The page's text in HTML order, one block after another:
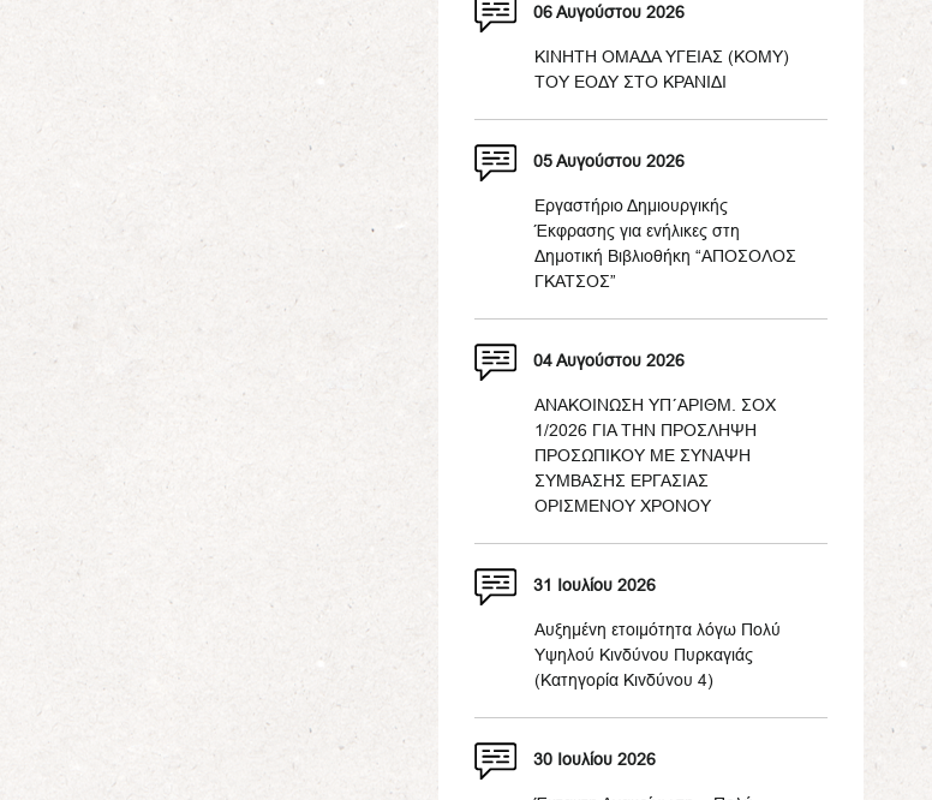
06 Αυγούστου 2026
ΚΙΝΗΤΗ ΟΜΑΔΑ ΥΓΕΙΑΣ (ΚΟΜΥ)
ΤΟΥ ΕΟΔΥ ΣΤΟ ΚΡΑΝΙΔΙ
05 Αυγούστου 2026
Εργαστήριο Δημιουργικής
Έκφρασης για ενήλικες στη
Δημοτική Βιβλιοθήκη “ΑΠΟΣΟΛΟΣ
ΓΚΑΤΣΟΣ”
04 Αυγούστου 2026
ΑΝΑΚΟΙΝΩΣΗ ΥΠ΄ΑΡΙΘΜ. ΣΟΧ
1/2026 ΓΙΑ ΤΗΝ ΠΡΟΣΛΗΨΗ
ΠΡΟΣΩΠΙΚΟΥ ΜΕ ΣΥΝΑΨΗ
ΣΥΜΒΑΣΗΣ ΕΡΓΑΣΙΑΣ
ΟΡΙΣΜΕΝΟΥ ΧΡΟΝΟΥ
31 Ιουλίου 2026
Αυξημένη ετοιμότητα λόγω Πολύ
Υψηλού Κινδύνου Πυρκαγιάς
(Κατηγορία Κινδύνου 4)
30 Ιουλίου 2026